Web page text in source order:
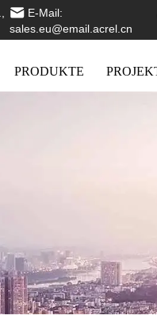
E-Mail:
sales.eu@email.acrel.cn
PRODUKTE